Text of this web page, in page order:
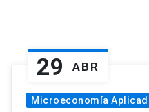
29 ABR
Microeconomía